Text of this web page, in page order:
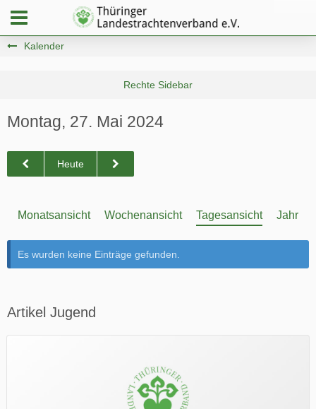
Kalender
Montag, 27. Mai 2024
Heute
Monatsansicht Wochenansicht Tagesansicht
Es wurden keine Einträge gefunden.
Artikel Jugend